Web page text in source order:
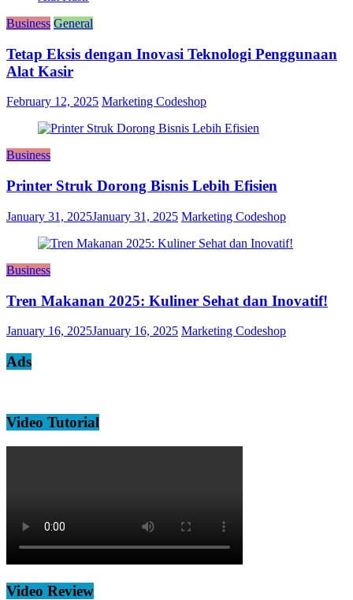
Business General
Tetap Eksis dengan Inovasi Teknologi Penggunaan
Alat Kasir
February 12, 2025 Marketing Codeshop
Business
Printer Struk Dorong Bisnis Lebih Efisien
January 31, 2025January 31, 2025 Marketing Codeshop
Business
Tren Makanan 2025: Kuliner Sehat dan Inovatif!
January 16, 2025January 16, 2025 Marketing Codeshop
Ads
Video Tutorial
Video Review